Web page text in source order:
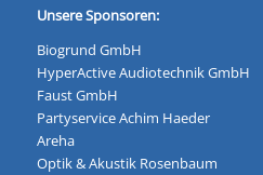
Unsere Sponsoren:
Biogrund GmbH
HyperActive Audiotechnik GmbH
Faust GmbH
Partyservice Achim Haeder
Areha
Optik & Akustik Rosenbaum